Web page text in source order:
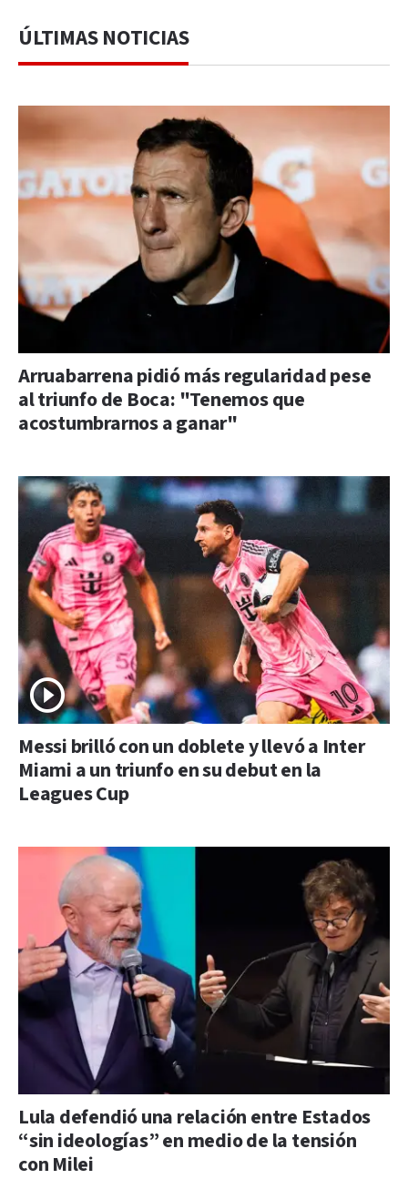
ÚLTIMAS NOTICIAS
Arruabarrena pidió más regularidad pese
al triunfo de Boca: "Tenemos que
acostumbrarnos a ganar"
Messi brilló con un doblete y llevó a Inter
Miami a un triunfo en su debut en la
Leagues Cup
Lula defendió una relación entre Estados
“sin ideologías” en medio de la tensión
con Milei